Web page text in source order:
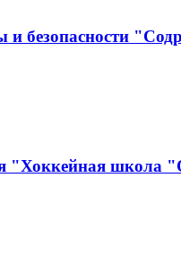
и безопасности
"Хоккейная школа